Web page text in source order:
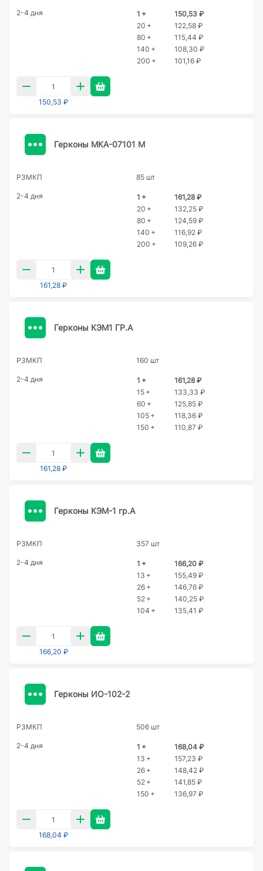
2-4 дня 1 +
150,53 ₽
20 +
122,58 ₽
80 +
115,44 ₽
140 +
108,30 ₽
200 +
101,16 ₽
150,53 ₽
Герконы МКА-07101 М
РЗМКП 85 шт
2-4 дня 1 +
161,28 ₽
20 +
132,25 ₽
80 +
124,59 ₽
140 +
116,92 ₽
200 +
109,26 ₽
161,28 ₽
Герконы КЭМ1 ГР.А
РЗМКП 160 шт
2-4 дня 1 +
161,28 ₽
15 +
133,33 ₽
60 +
125,85 ₽
105 +
118,36 ₽
150 +
110,87 ₽
161,28 ₽
Герконы КЭМ-1 гр.А
РЗМКП 357 шт
2-4 дня 1 +
166,20 ₽
13 +
155,49 ₽
26 +
146,76 ₽
52 +
140,25 ₽
104 +
135,41 ₽
166,20 ₽
Герконы ИО-102-2
РЗМКП 506 шт
2-4 дня 1 +
168,04 ₽
13 +
157,23 ₽
26 +
148,42 ₽
52 +
141,85 ₽
150 +
136,97 ₽
168,04 ₽